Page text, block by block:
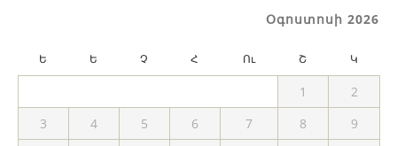
Օգոստոսի 2026
Ե Ե Չ Հ Ու Շ Կ
1
2
3
4 5 6 7 8
9